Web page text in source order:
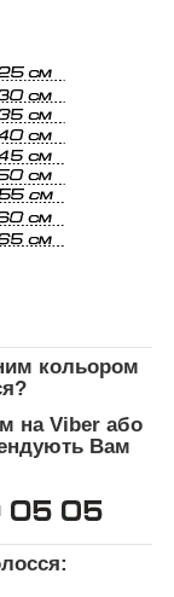
кольором
на Viber або
Вам